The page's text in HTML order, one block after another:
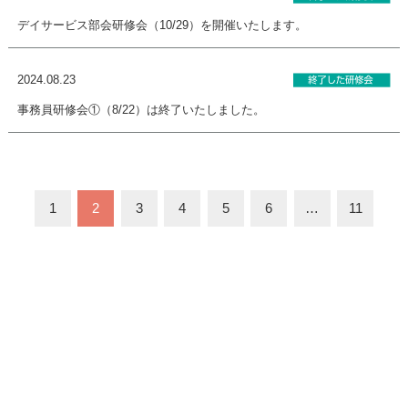
デイサービス部会研修会（10/29）を開催いたします。
2024.08.23
事務員研修会①（8/22）は終了いたしました。
1 2 3 4 5 6 … 11